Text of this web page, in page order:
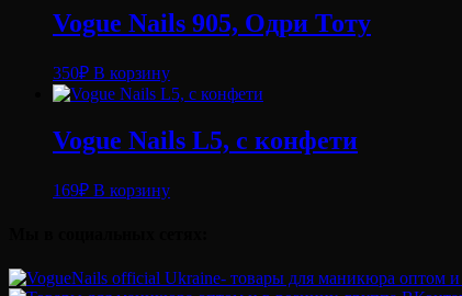
Vogue Nails 905, Одри Тоту
350₽ В корзину
Vogue Nails L5, с конфети
169₽ В корзину